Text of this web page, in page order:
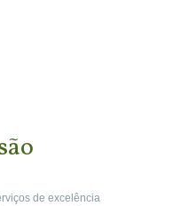
de excelência